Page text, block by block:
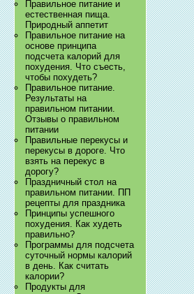
Правильное питание и
естественная пища.
Природный аппетит
Правильное питание на
основе принципа
подсчета калорий для
похудения. Что съесть,
чтобы похудеть?
Правильное питание.
Результаты на
правильном питании.
Отзывы о правильном
питании
Правильные перекусы и
перекусы в дороге. Что
взять на перекус в
дорогу?
Праздничный стол на
правильном питании. ПП
рецепты для праздника
Принципы успешного
похудения. Как худеть
правильно?
Программы для подсчета
суточный нормы калорий
в день. Как считать
калории?
Продукты для